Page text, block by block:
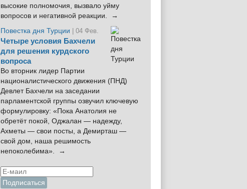
высокие полномочия, вызвало уйму
вопросов и негативной реакции. →
Повестка дня Турции
| 04 Фев.
Четыре условия Бахчели
для решения курдского
вопроса
Во вторник лидер Партии
националистического движения (ПНД)
Девлет Бахчели на заседании
парламентской группы озвучил ключевую
формулировку: «Пока Анатолия не
обретёт покой, Оджалан — надежду,
Ахметы — свои посты, а Демирташ —
свой дом, наша решимость
непоколебима». →